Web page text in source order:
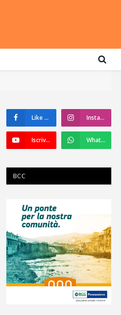
Like su Facebook Instagram
Iscriviti a YouTube WhatsApp
BCC